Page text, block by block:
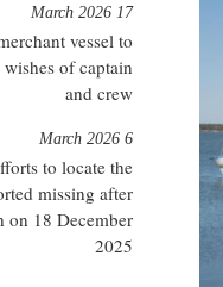
vessel to
of captain
and crew
17 March 2026
to locate the
missing after
on 18 December
2025
6 March 2026